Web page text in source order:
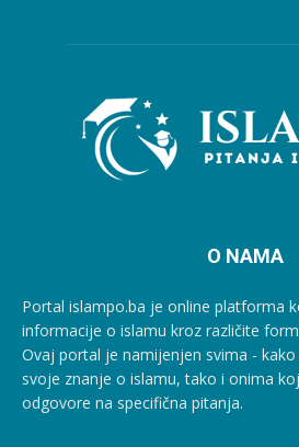
O NAMA
Portal islampo.ba je online platforma
informacije o islamu kroz različite
Ovaj portal je namijenjen svima -
svoje znanje o islamu, tako i onima
odgovore na specifična pitanja.